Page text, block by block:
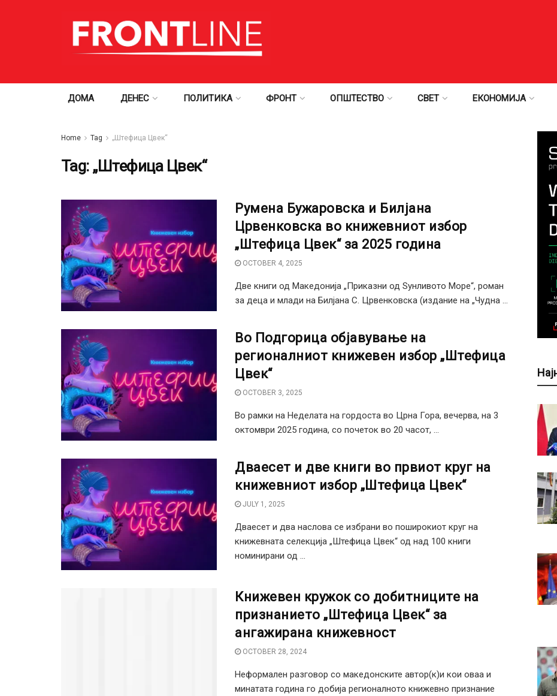
ДОМА ДЕНЕС ПОЛИТИКА ФРОНТ ОПШТЕСТВО СВЕТ ЕКОНОМИЈА
Home Tag „Штефица Цвек“
Tag: „Штефица Цвек“
Румена Бужаровска и Билјана
Црвенковска во книжевниот избор
„Штефица Цвек“ за 2025 година
OCTOBER 4, 2025
Две книги од Македонија „Приказни од Sунливото Море“, роман
за деца и млади на Билјана С. Црвенковска (издание на „Чудна ...
Во Подгорица објавување на
регионалниот книжевен избор „Штефица
Цвек“
OCTOBER 3, 2025
Во рамки на Неделата на гордоста во Црна Гора, вечерва, на 3
октомври 2025 година, со почеток во 20 часот, ...
Дваесет и две книги во првиот круг на
книжевниот избор „Штефица Цвек“
JULY 1, 2025
Дваесет и два наслова се избрани во поширокиот круг на
книжевната селекција „Штефица Цвек“ од над 100 книги
номинирани од ...
Книжевен кружок со добитниците на
признанието „Штефица Цвек“ за
ангажирана книжевност
OCTOBER 28, 2024
Неформален разговор со македонските автор(к)и кои оваа и
минатата година го добија регионалното книжевно признание